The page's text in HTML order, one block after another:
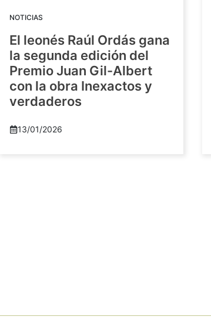
NOTICIAS
El leonés Raúl Ordás gana
la segunda edición del
Premio Juan Gil-Albert
con la obra Inexactos y
verdaderos
13/01/2026